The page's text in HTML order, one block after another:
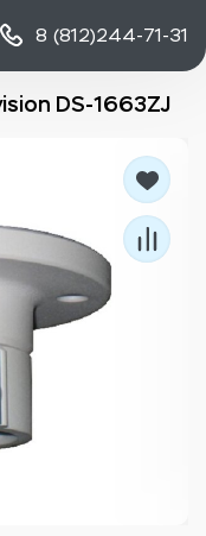
8 (812)244-71-31
DS-1663ZJ